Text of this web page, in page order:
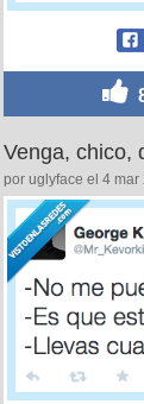
Venga, chico,
por uglyface el 4 mar